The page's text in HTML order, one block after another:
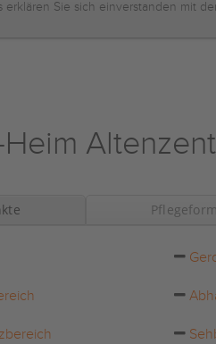
erklären Sie sich einverstanden mit